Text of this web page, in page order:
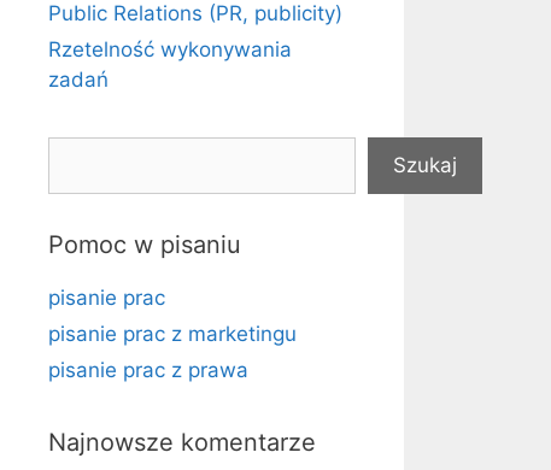
Public Relations (PR, publicity)
Rzetelność wykonywania
zadań
Szukaj
Pomoc w pisaniu
pisanie prac
pisanie prac z marketingu
pisanie prac z prawa
Najnowsze komentarze